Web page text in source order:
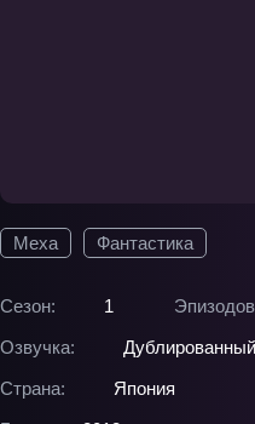
Меха Фантастика
Сезон: 1
Озвучка:
Дублированный
Страна:
Япония